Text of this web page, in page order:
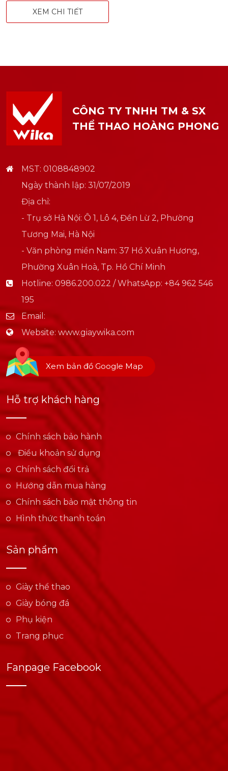
XEM CHI TIẾT
CÔNG TY TNHH TM & SX
THỂ THAO HOÀNG PHONG
MST: 0108848902
Ngày thành lập: 31/07/2019
Địa chỉ:
- Trụ sở Hà Nội: Ô 1, Lô 4, Đền Lừ 2, Phường
Tương Mai, Hà Nội
- Văn phòng miền Nam: 37 Hồ Xuân Hương,
Phường Xuân Hoà, Tp. Hồ Chí Minh
Hotline: 0986.200.022 / WhatsApp: +84 962 546
195
Email:
Website: www.giaywika.com
Xem bản đồ Google Map
Hỗ trợ khách hàng
Chính sách bảo hành
Điều khoản sử dụng
Chính sách đổi trả
Hướng dẫn mua hàng
Chính sách bảo mật thông tin
Hình thức thanh toán
Sản phẩm
Giày thể thao
Giày bóng đá
Phụ kiện
Trang phục
Fanpage Facebook